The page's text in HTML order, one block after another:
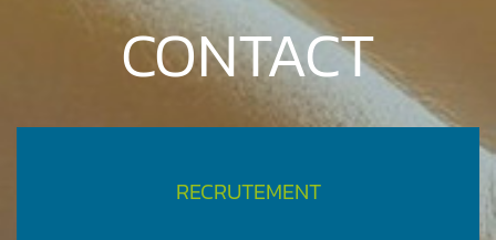
CONTACT
RECRUTEMENT